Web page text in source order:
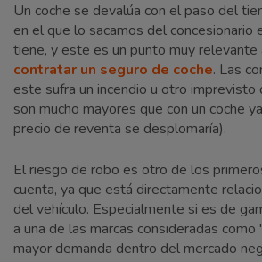
Un coche se devalúa con el paso del
en el que lo sacamos del concesionario
tiene, y este es un punto muy relevante
contratar un seguro de coche. Las
este sufra un incendio u otro imprevisto
son mucho mayores que con un coche
precio de reventa se desplomaría).
El riesgo de robo es otro de los
cuenta, ya que está directamente
del vehículo. Especialmente si es de
a una de las marcas consideradas como
mayor demanda dentro del mercado